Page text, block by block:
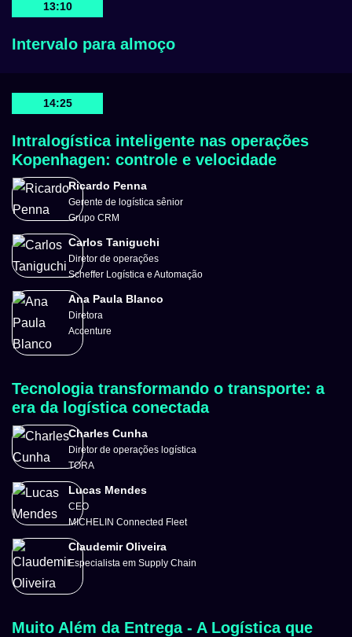
13:10
Intervalo para almoço
14:25
Intralogística inteligente nas operações
Kopenhagen: controle e velocidade
Ricardo Penna
Gerente de logística sênior
Grupo CRM
Carlos Taniguchi
Diretor de operações
Scheffer Logística e Automação
Ana Paula Blanco
Diretora
Accenture
Tecnologia transformando o transporte: a
era da logística conectada
Charles Cunha
Diretor de operações logística
TORA
Lucas Mendes
CEO
MICHELIN Connected Fleet
Claudemir Oliveira
Especialista em Supply Chain
Muito Além da Entrega - A Logística que